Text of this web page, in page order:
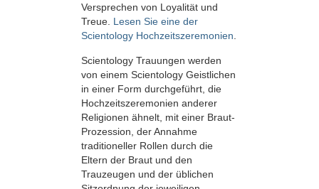
Versprechen von Loyalität und
Treue. Lesen Sie eine der
Scientology Hochzeitszeremonien.
Scientology Trauungen werden
von einem Scientology Geistlichen
in einer Form durchgeführt, die
Hochzeitszeremonien anderer
Religionen ähnelt, mit einer Braut-
Prozession, der Annahme
traditioneller Rollen durch die
Eltern der Braut und den
Trauzeugen und der üblichen